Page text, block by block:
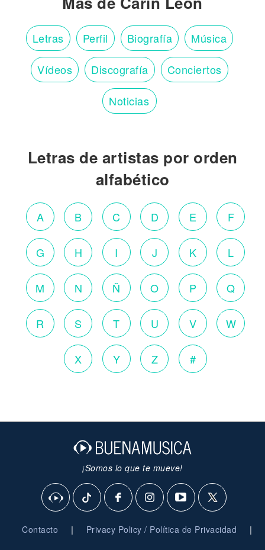
Letras Perfil Biografía Música
Vídeos Discografía Conciertos
Noticias
Letras de artistas por orden
alfabético
A B C D E F
G H I J K L
M N Ñ O P Q
R S T U V W
X Y Z #
¡Somos lo que te mueve!
Contacto | Privacy Policy / Política de Privacidad |